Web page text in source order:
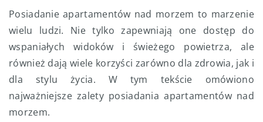
Posiadanie apartamentów nad morzem to marzenie
wielu ludzi. Nie tylko zapewniają one dostęp do
wspaniałych widoków i świeżego powietrza, ale
również dają wiele korzyści zarówno dla zdrowia, jak i
dla stylu życia. W tym tekście omówiono
najważniejsze zalety posiadania apartamentów nad
morzem.